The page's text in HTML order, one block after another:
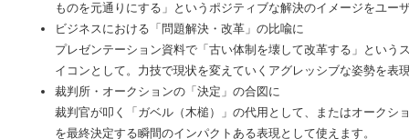
ものを元通りにする」というポジティブな解決のイメージをユー
ビジネスにおける「問題解決・改革」の比喩に
プレゼンテーション資料で「古い体制を壊して改革する」とい
イコンとして。力技で現状を変えていくアグレッシブな姿勢を表
裁判所・オークションの「決定」の合図に
裁判官が叩く「ガベル（木槌）」の代用として、またはオーク
を最終決定する瞬間のインパクトある表現として使えます。